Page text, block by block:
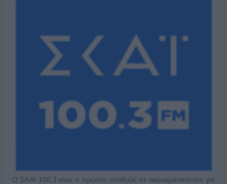
Ο ΣΚΑΪ 100,3 είναι ο πρώτος σταθμός σε ακροαματικότητα για